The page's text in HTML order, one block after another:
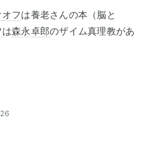
フは養老さんの本（脳と
は森永卓郎のザイム真理教があ